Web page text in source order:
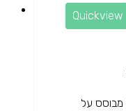
Quickview
ארנק המיני וואלט של חברת Secrid מבוסס על